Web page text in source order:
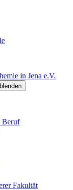
in Jena e.V.
Beruf
Fakultät